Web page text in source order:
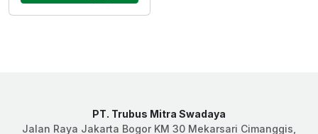
PT. Trubus Mitra Swadaya
Jalan Raya Jakarta Bogor KM 30 Mekarsari Cimanggis,